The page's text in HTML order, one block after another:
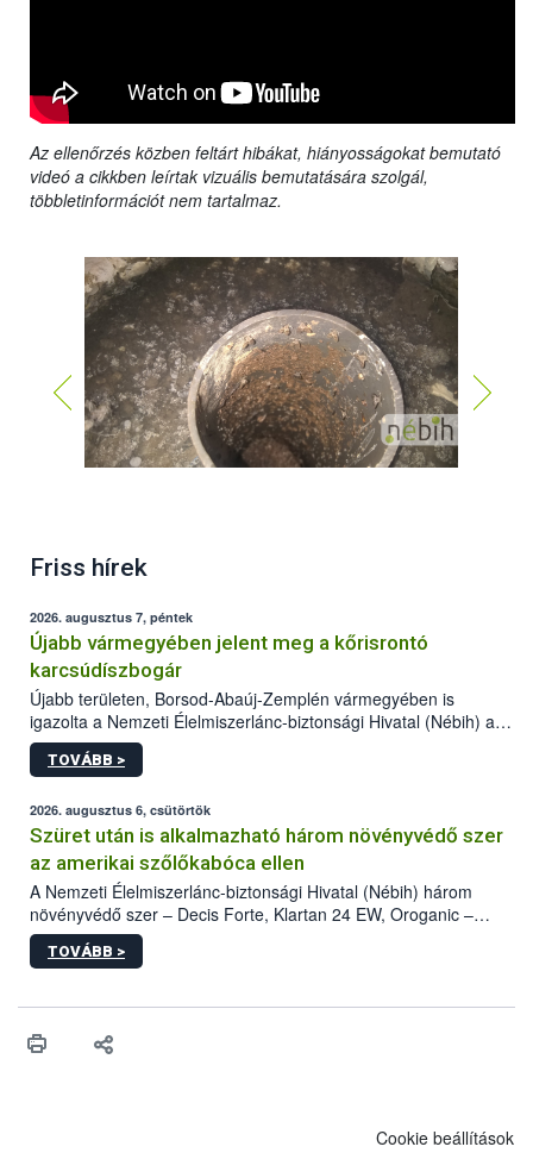
Az ellenőrzés közben feltárt hibákat, hiányosságokat bemutató
videó a cikkben leírtak vizuális bemutatására szolgál,
többletinformációt nem tartalmaz.
Friss hírek
2026. augusztus 7, péntek
Újabb vármegyében jelent meg a kőrisrontó
karcsúdíszbogár
Újabb területen, Borsod-Abaúj-Zemplén vármegyében is
igazolta a Nemzeti Élelmiszerlánc-biztonsági Hivatal (Nébih) a
kőrisrontó karcsúdíszbogár (Agrilus planipennis) jelenlétét. A
kártevőt nem csak színcsapdában találták meg, de már fertőzött
az intenzív felderítést, emellett az intézkedéseket a szlovák
hatósággal is összehangolják a terjedés megállítása érdekében.
TOVÁBB >
2026. augusztus 6, csütörtök
Szüret után is alkalmazható három növényvédő szer
az amerikai szőlőkabóca ellen
A Nemzeti Élelmiszerlánc-biztonsági Hivatal (Nébih) három
növényvédő szer – Decis Forte, Klartan 24 EW, Oroganic –
engedélyokiratát módosította, így azok a szüretet követően,
egészen a vesszőérettség (BBCH 91) stádiumáig
érésű szőlőkben is legyen lehetőség a károsító elleni további
felhasználók számára is elérhető és ökológiai termesztésben is
TOVÁBB >
Cookie beállítások